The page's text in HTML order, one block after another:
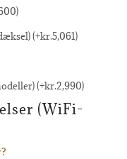
)
(+kr.5,061)
(+kr.2,990)
(WiFi-